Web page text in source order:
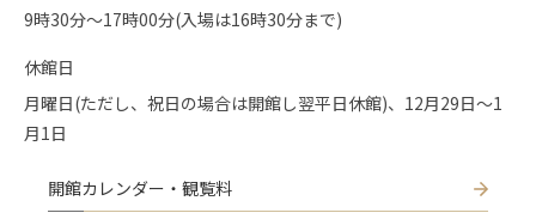
9時30分〜17時00分(入場は16時30分まで)
休館日
月曜日(ただし、祝日の場合は開館し翌平日休館)、12月29日～1
月1日
開館カレンダー・観覧料